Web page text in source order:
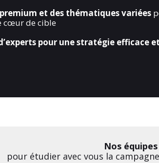
et des thématiques variées
cœur de cible
pour une stratégie efficace et
Nos
pour étudier avec vous la